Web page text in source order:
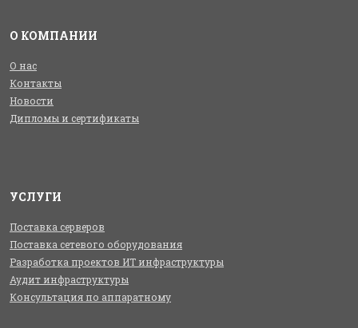
О КОМПАНИИ
О нас
Контакты
Новости
Дипломы и сертификаты
УСЛУГИ
Поставка серверов
Поставка сетевого оборудования
Разработка проектов ИТ инфраструктуры
Аудит инфраструктуры
Консультация по аппаратному